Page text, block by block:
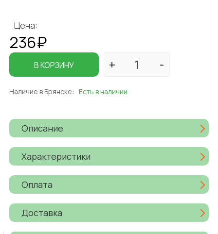
Цена:
236₽
В КОРЗИНУ
Наличие в Брянске: Есть в наличии
Описание
Характеристики
Оплата
Доставка